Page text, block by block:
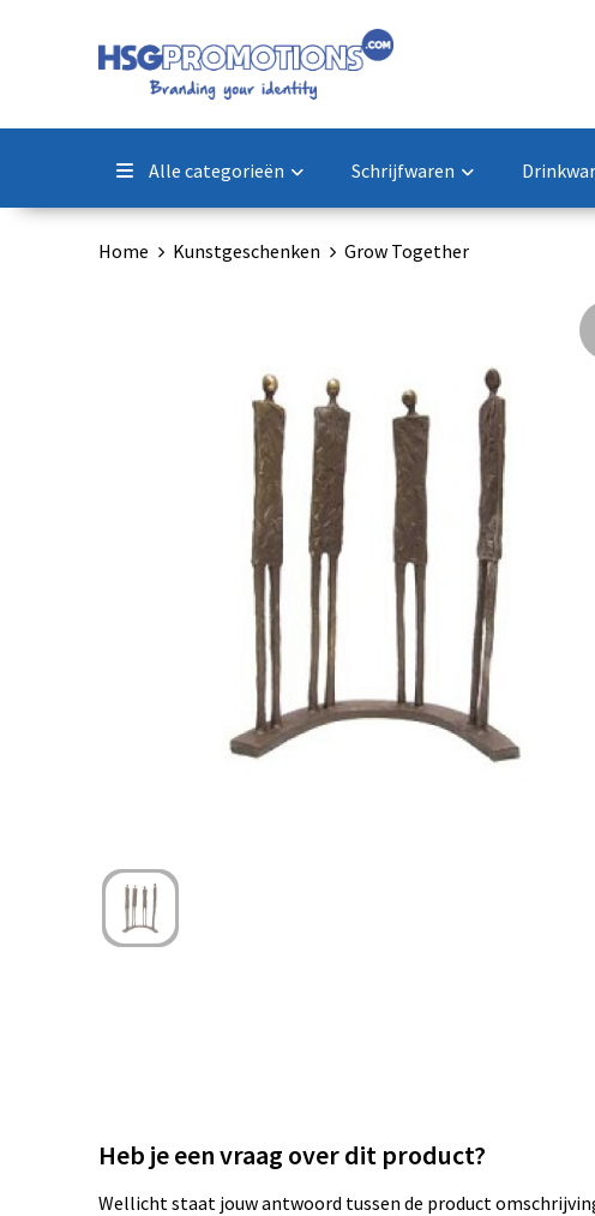
Alle categorieën Schrijfwaren
Home Kunstgeschenken Grow Together
Heb je een vraag over dit product?
Wellicht staat jouw antwoord tussen de product